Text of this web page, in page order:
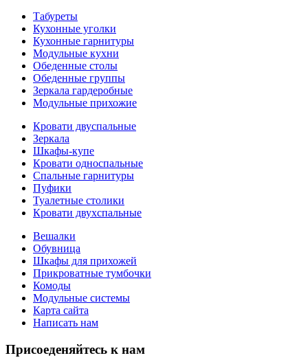
Табуреты
Кухонные уголки
Кухонные гарнитуры
Модульные кухни
Обеденные столы
Обеденные группы
Зеркала гардеробные
Модульные прихожие
Кровати двуспальные
Зеркала
Шкафы-купе
Кровати односпальные
Спальные гарнитуры
Пуфики
Туалетные столики
Кровати двухспальные
Вешалки
Обувница
Шкафы для прихожей
Прикроватные тумбочки
Комоды
Модульные системы
Карта сайта
Написать нам
Присоеденяйтесь к нам